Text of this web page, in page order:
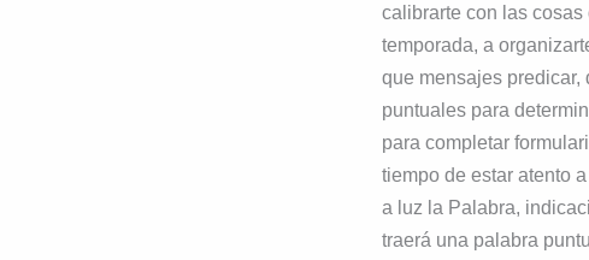
calibrarte con las
temporada, a
que mensajes predicar,
puntuales para
para completar
tiempo de estar atento
a luz la Palabra,
traerá una palabra